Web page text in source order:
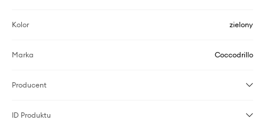
Kolor zielony
Marka Coccodrillo
Producent
ID Produktu